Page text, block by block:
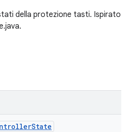
della protezione tasti. Ispirato
State